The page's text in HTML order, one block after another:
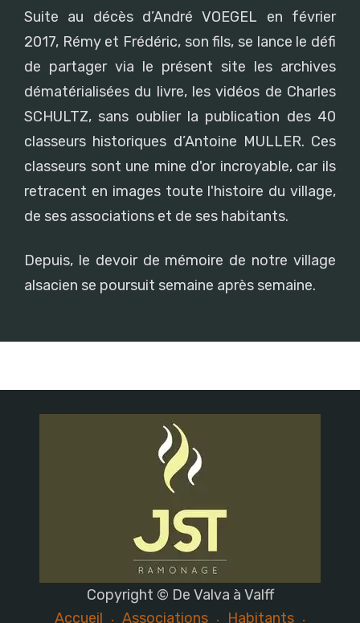
Suite au décès d’André VOEGEL en février
2017, Rémy et Frédéric, son fils, se lance le défi
de partager via le présent site les archives
dématérialisées du livre, les vidéos de Charles
SCHULTZ, sans oublier la publication des 40
classeurs historiques d’Antoine MULLER. Ces
classeurs sont une mine d'or incroyable, car ils
retracent en images toute l'histoire du village,
de ses associations et de ses habitants.
Depuis, le devoir de mémoire de notre village
alsacien se poursuit semaine après semaine.
Copyright © De Valva à Valff
Accueil
Associations Habitants